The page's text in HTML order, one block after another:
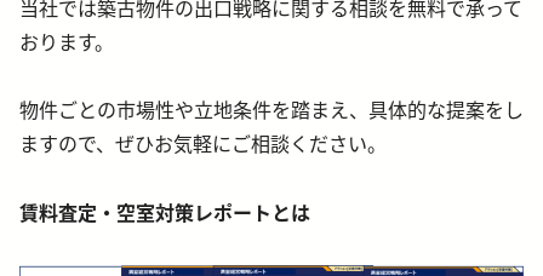
当社では築古物件の出口戦略に関する相談を無料で承って
おります。
物件ごとの市場性や立地条件を踏まえ、具体的な提案をし
ますので、ぜひお気軽にご相談ください。
賃料査定・空室対策レポートとは